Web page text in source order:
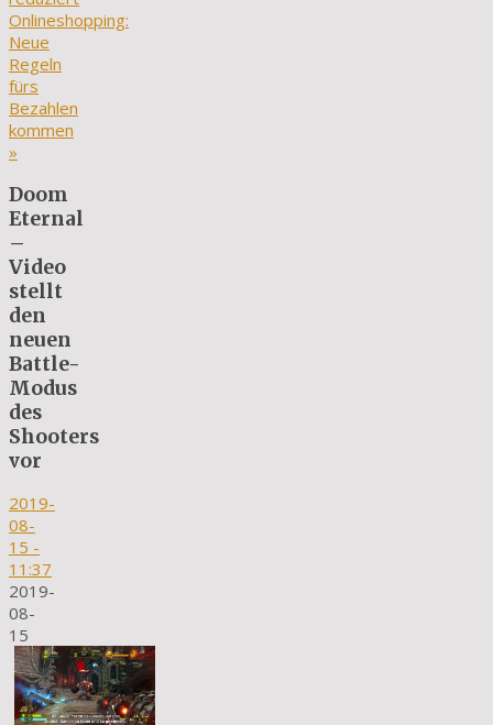
Onlineshopping:
Neue
Regeln
fürs
Bezahlen
kommen
»
Doom
Eternal
–
Video
stellt
den
neuen
Battle-
Modus
des
Shooters
vor
2019-
08-
15 -
11:37
2019-
08-
15